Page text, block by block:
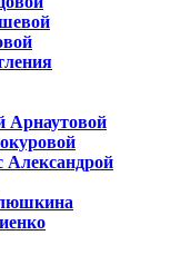
Арнаутовой
Александрой